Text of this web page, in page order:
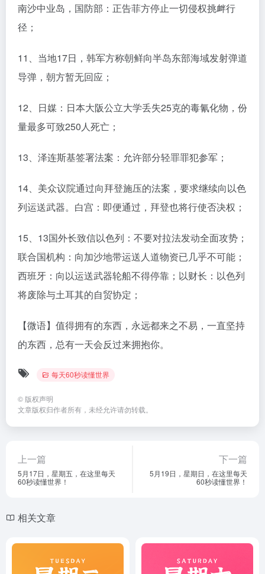
南沙中业岛，国防部：正告菲方停止一切侵权挑衅行
径；
11、当地17日，韩军方称朝鲜向半岛东部海域发射弹道
导弹，朝方暂无回应；
12、日媒：日本大阪公立大学丢失25克的毒氰化物，份
量最多可致250人死亡；
13、泽连斯基签署法案：允许部分轻罪罪犯参军；
14、美众议院通过向拜登施压的法案，要求继续向以色
列运送武器。白宫：即便通过，拜登也将行使否决权；
15、13国外长致信以色列：不要对拉法发动全面攻势；
联合国机构：向加沙地带运送人道物资已几乎不可能；
西班牙：向以运送武器轮船不得停靠；以财长：以色列
将废除与土耳其的自贸协定；
【微语】值得拥有的东西，永远都来之不易，一直坚持
的东西，总有一天会反过来拥抱你。
每天60秒读懂世界
© 版权声明
文章版权归作者所有，未经允许请勿转载。
上一篇
5月17日，星期五，在这里每天
60秒读懂世界！
下一篇
5月19日，星期日，在这里每天
60秒读懂世界！
相关文章